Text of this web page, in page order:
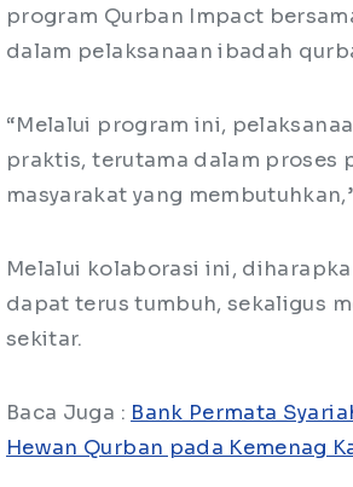
program Qurban Impact
dalam pelaksanaan ibadah
“Melalui program ini,
praktis, terutama dalam proses
masyarakat yang
Melalui kolaborasi ini,
dapat terus tumbuh, sekaligus
sekitar.
Baca Juga : Bank Permata
Hewan Qurban pada Kemenag